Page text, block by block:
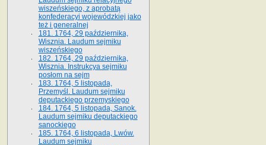
wiszeńskiego, z aprobatą
konfederacyi wojewódzkiej jako
też i generalnej
181. 1764, 29 października,
Wisznia. Laudum sejmiku
wiszeńskiego
182. 1764, 29 października,
Wisznia. Instrukcya sejmiku
posłom na sejm
183. 1764, 5 listopada,
Przemyśl. Laudum sejmiku
deputackiego przemyskiego
184. 1764, 5 listopada, Sanok.
Laudum sejmiku deputackiego
sanockiego
185. 1764, 6 listopada, Lwów.
Laudum sejmiku